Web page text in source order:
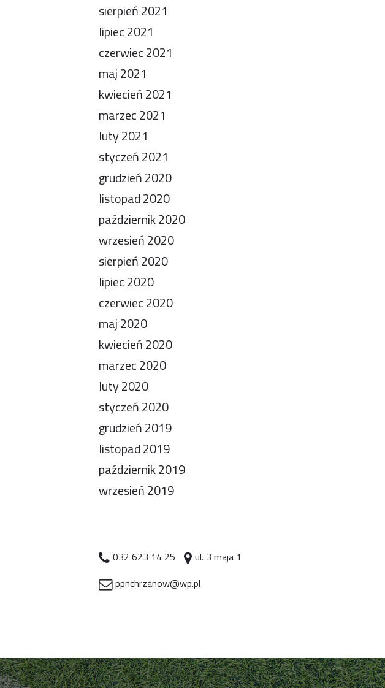
sierpień 2021
lipiec 2021
czerwiec 2021
maj 2021
kwiecień 2021
marzec 2021
luty 2021
styczeń 2021
grudzień 2020
listopad 2020
październik 2020
wrzesień 2020
sierpień 2020
lipiec 2020
czerwiec 2020
maj 2020
kwiecień 2020
marzec 2020
luty 2020
styczeń 2020
grudzień 2019
listopad 2019
październik 2019
wrzesień 2019
032 623 14 25
ul. 3 maja 1
ppnchrzanow@wp.pl